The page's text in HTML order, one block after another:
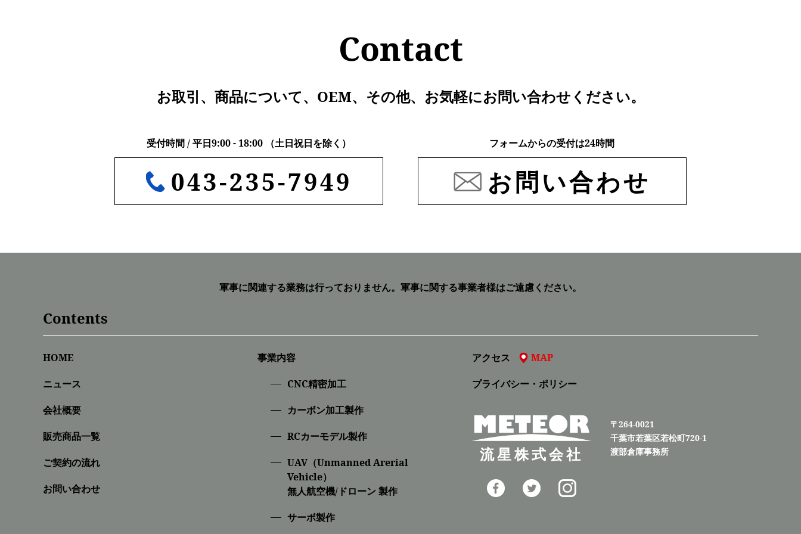
Contact
お取引、商品について、 OEM、その他、 お気軽にお問い合わせください。
受付時間 / 平日9:00 - 18:00 （土日祝日を除く）
043-235-7949
フォームからの受付は24時間
お問い合わせ
軍事に関連する業務は行っておりません。 軍事に関する事業者様はご遠慮ください。
Contents
HOME
ニュース
会社概要
販売商品一覧
ご契約の流れ
お問い合わせ
事業内容
CNC精密加⼯
カーボン加工製作
RCカーモデル製作
UAV（Unmanned Arerial
Vehicle）
無人航空機/ドローン 製作
サーボ製作
アクセス
MAP
プライバシー・ポリシー
流星株式会社
〒264-0021
千葉市若葉区若松町720-1
渡部倉庫事務所